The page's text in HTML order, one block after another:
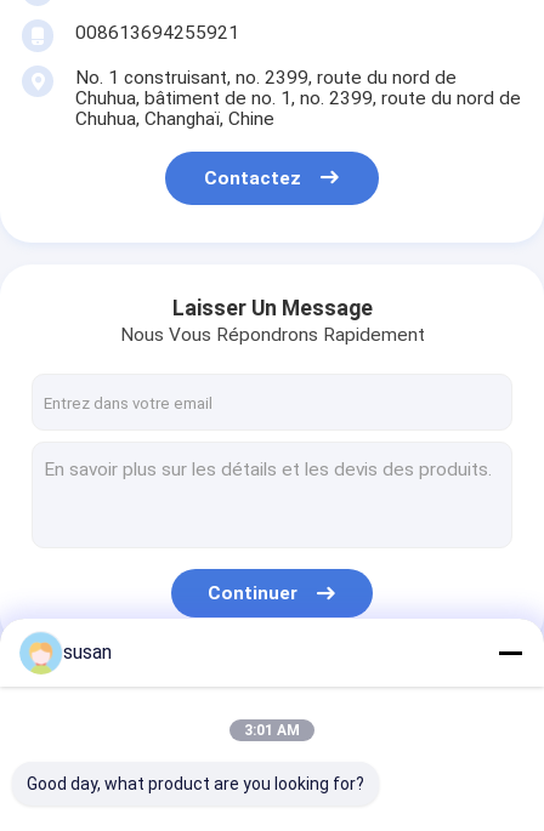
008613694255921
No. 1 construisant, no. 2399, route du nord de
Chuhua, bâtiment de no. 1, no. 2399, route du nord de
Chuhua, Changhaï, Chine
Contactez
Laisser Un Message
Nous Vous Répondrons Rapidement
Continuer
Nos Catégories
susan
3:01 AM
Good day, what product are you looking for?